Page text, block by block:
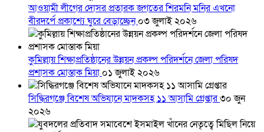
আওয়ামী লীগের দোসর প্রতারক জগতের শিরমনি মনির এখনো
বীরদর্পে প্রকাশ্যে ঘুরে বেড়াচ্ছেন০৩ জুলাই ২০২৬
কুমিল্লায় শিক্ষাপ্রতিষ্ঠানের উন্নয়ন প্রকল্প পরিদর্শনে জেলা পরিষদ
প্রশাসক মোস্তাক মিয়া ০১ জুলাই ২০২৬
সিদ্ধিরগঞ্জে বিশেষ অভিযানে মাদকসহ ১১ আসামি গ্রেপ্তার৩০ জুন
২০২৬